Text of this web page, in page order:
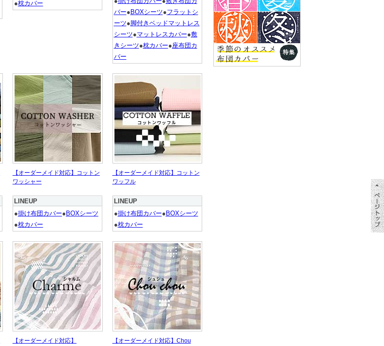
●枕カバー
バー● BOXシーツ●フラットシ
ーツ●脚付きベッドマットレス
シーツ●マットレスカバー●敷
きシーツ●枕カバー●座布団カ
バー
【オーダーメイド対応】コットン
ワッシャー
LINEUP
●掛け布団カバー● BOXシーツ
●枕カバー
【オーダーメイド対応】コットン
ワッフル
LINEUP
●掛け布団カバー● BOXシーツ
●枕カバー
【オーダーメイド対応】
【オーダーメイド対応】Chou